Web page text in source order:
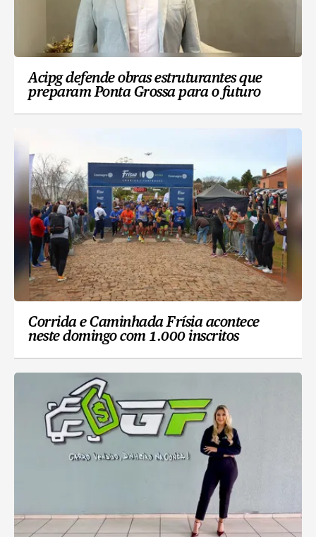
Acipg defende obras estruturantes que
preparam Ponta Grossa para o futuro
Corrida e Caminhada Frísia acontece
neste domingo com 1.000 inscritos